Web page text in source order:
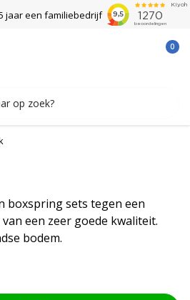
jaar een familiebedrijf
0
boxspring sets tegen een
een zeer goede kwaliteit.
bodem.